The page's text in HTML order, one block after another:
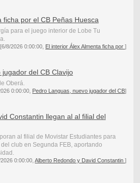
ficha por el CB Peñas Huesca
para el juego interior de Lobe Tu
[6/8/2026 0:00:00, El interior Álex Almenta ficha por]
del CB Clavijo
Oberá.
0:00:00, Pedro Languas, nuevo jugador del CB]
Constantin llegan al al filial del
al filial de Movistar Estudiantes para
club en Segunda FEB, aportando
0:00:00,Alberto Redondo y David Constantin]